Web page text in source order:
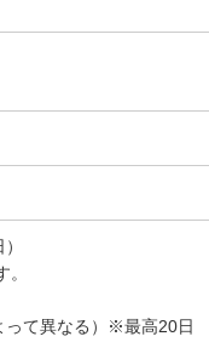
て異なる）※最高20日